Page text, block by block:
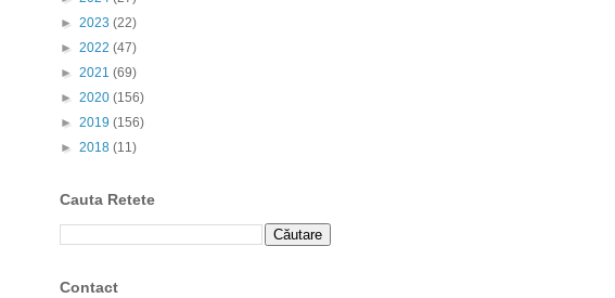
► 2023 (22)
► 2022 (47)
► 2021 (69)
► 2020 (156)
► 2019 (156)
► 2018 (11)
Cauta Retete
Contact